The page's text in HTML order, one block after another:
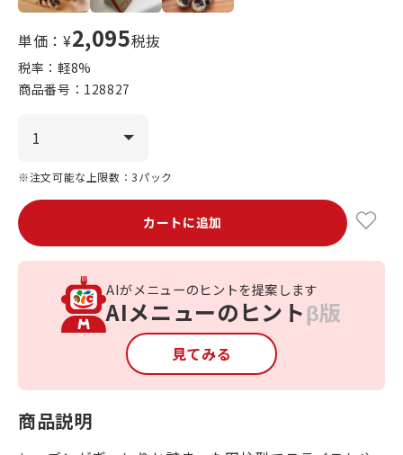
単価：¥2,095税抜
税率：軽8%
商品番号： 128827
※注文可能な上限数：3パック
カートに追加
AIがメニューのヒントを提案します
AIメニューのヒントβ版
見てみる
商品説明